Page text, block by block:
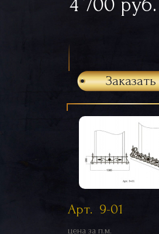
4 700 руб.
Заказать
Арт. 9-01
цена за п.м.